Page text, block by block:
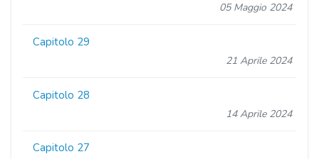
05 Maggio 2024
Capitolo 29
21 Aprile 2024
Capitolo 28
14 Aprile 2024
Capitolo 27